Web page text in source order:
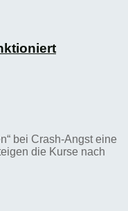
bei Crash-Angst eine
die Kurse nach